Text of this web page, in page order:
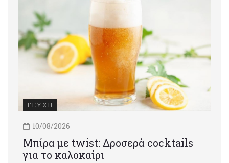
ΓΕΥΣΗ
10/08/2026
Μπίρα με twist: Δροσερά cocktails
για το καλοκαίρι